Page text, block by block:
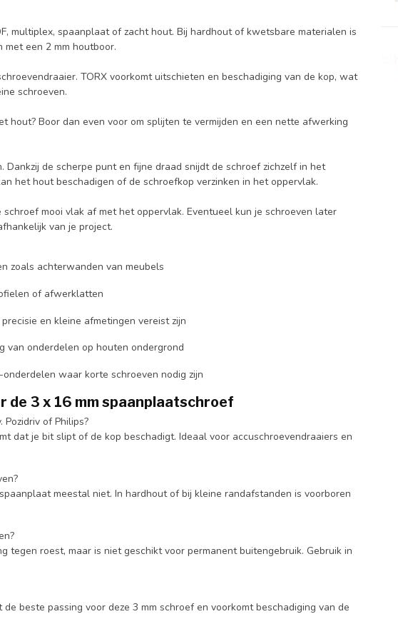
multiplex, spaanplaat of zacht hout. Bij hardhout of kwetsbare materialen is
met een 2 mm houtboor.
TORX voorkomt uitschieten en beschadiging van de kop, wat
schroeven.
hout? Boor dan even voor om splijten te vermijden en een nette afwerking
Dankzij de scherpe punt en fijne draad snijdt de schroef zichzelf in het
het hout beschadigen of de schroefkop verzinken in het oppervlak.
mooi vlak af met het oppervlak. Eventueel kun je schroeven later
van je project.
zoals achterwanden van meubels
of afwerklatten
en kleine afmetingen vereist zijn
van onderdelen op houten ondergrond
waar korte schroeven nodig zijn
de 3 x 16 mm spaanplaatschroef
Pozidriv of Philips?
dat je bit slipt of de kop beschadigt. Ideaal voor accuschroevendraaiers en
meestal niet. In hardhout of bij kleine randafstanden is voorboren
tegen roest, maar is niet geschikt voor permanent buitengebruik. Gebruik in
beste passing voor deze 3 mm schroef en voorkomt beschadiging van de